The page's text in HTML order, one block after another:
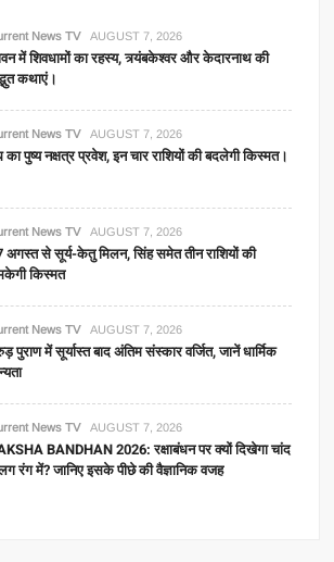
News TV AUGUST 7, 2026
में शिवधामों का रहस्य, त्र्यंबकेश्वर और केदारनाथ की
कथाएं।
News TV AUGUST 7, 2026
का पुष्य नक्षत्र प्रवेश, इन चार राशियों की बदलेगी किस्मत।
News TV AUGUST 7, 2026
अगस्त से सूर्य-केतु मिलन, सिंह समेत तीन राशियों की
किस्मत
News TV AUGUST 7, 2026
पुराण में सूर्यास्त बाद अंतिम संस्कार वर्जित, जानें धार्मिक
News TV AUGUST 7, 2026
BANDHAN 2026: रक्षाबंधन पर क्यों दिखेगा चांद
रंग में? जानिए इसके पीछे की वैज्ञानिक वजह